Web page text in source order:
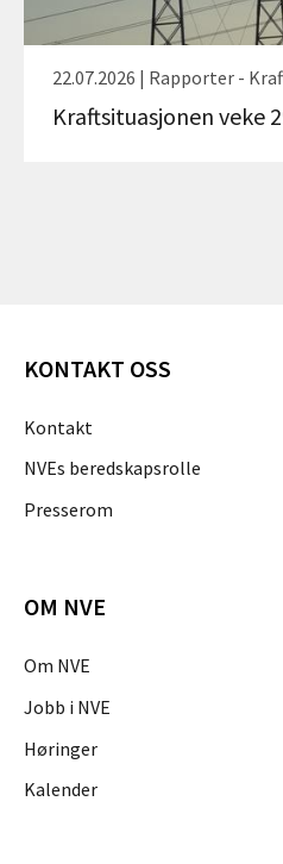
22.07.2026 | Rapporter -
Kraftsituasjonen veke
KONTAKT OSS
Kontakt
NVEs beredskapsrolle
Presserom
OM NVE
Om NVE
Jobb i NVE
Høringer
Kalender